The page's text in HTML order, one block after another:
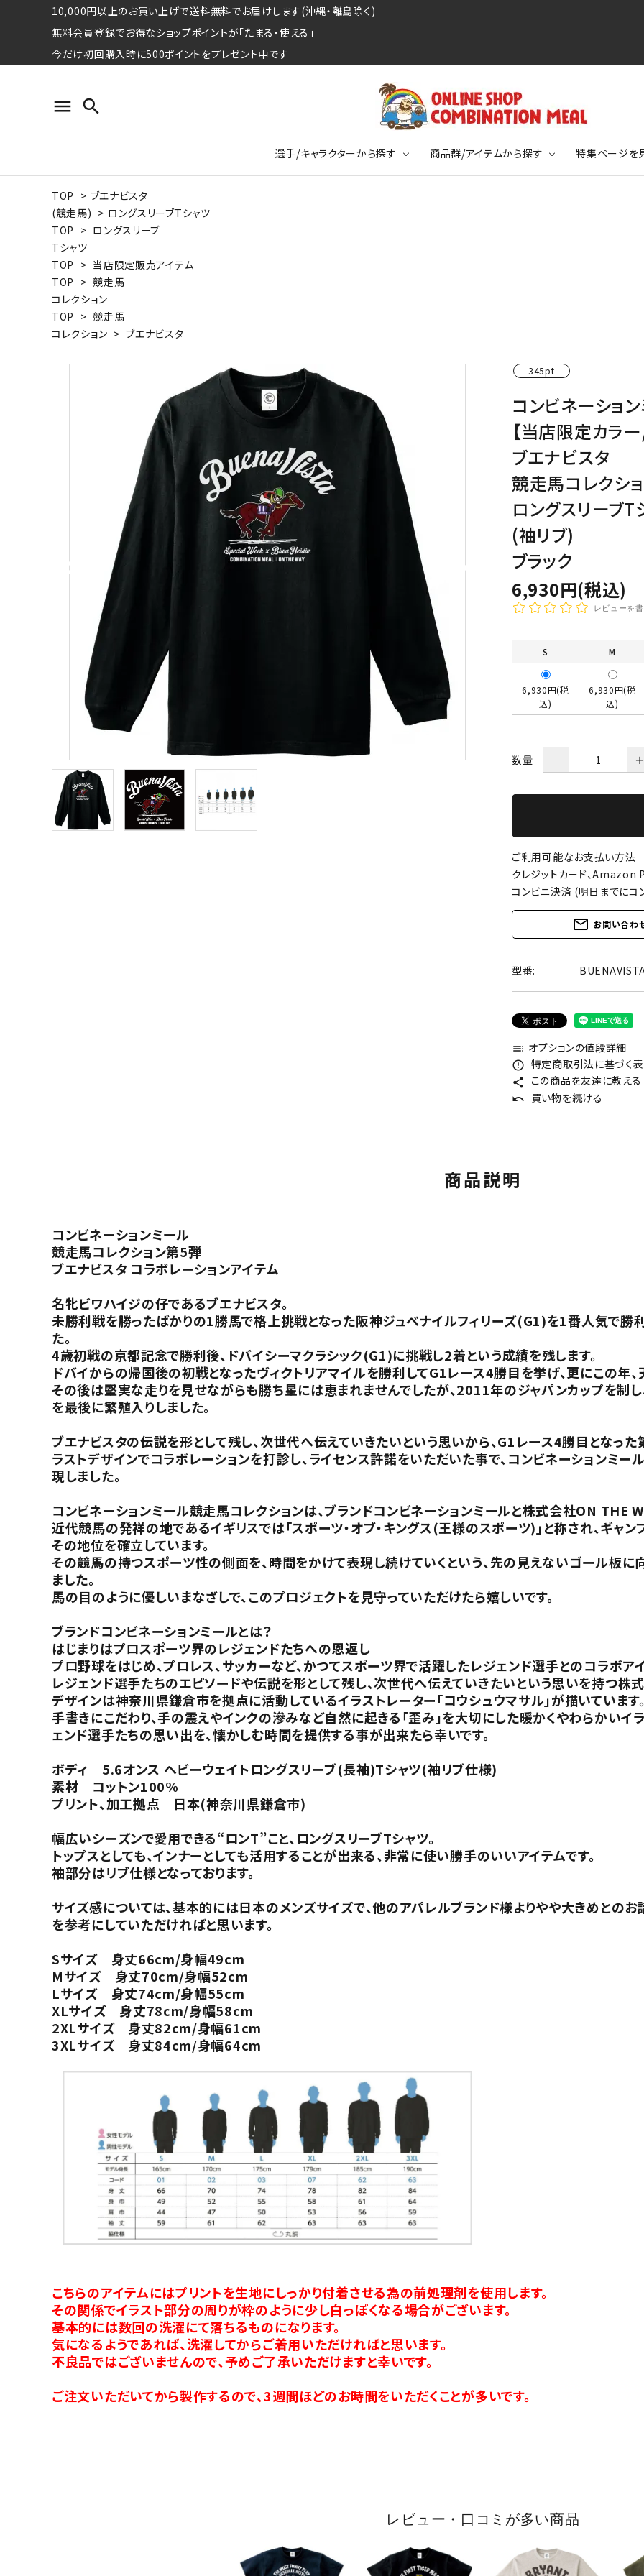
10,000円以上のお買い上げで送料無料でお届けします(沖縄・離島除く)
無料会員登録でお得なショップポイントが「たまる・使える」
今だけ初回購入時に500ポイントをプレゼント中です
menu search
選手/キャラクターから探す
プロ野球選手コレクション
日本プロサッカー選手会シリーズ
水泳競技選手コレクション
商品群/アイテムから探す
Tシャツ
パーカー
期間限定販売アイテム
特集ページを
特集ページ
ウォーレン･クロマティ
特集ページ
競走馬コレクション
TOP > ブエナビスタ
(競走馬) > ロングスリーブTシャツ
TOP > ロングスリーブ
Tシャツ
TOP > 当店限定販売アイテム
TOP > 競走馬
コレクション
TOP > 競走馬
コレクション > ブエナビスタ
345pt
コンビネーショ
【当店限定カラー
ブエナビスタ
競走馬コレクシ
ロングスリーブT
(袖リブ)
ブラック
6,930円(税込)
レビューを書
S M
6,930円(税
込)
6,930円(税
込)
数量 － ＋
ご利用可能なお支払い方法
クレジットカード、Amazon
コンビニ決済 (明日までにコ
mail_outline お問い合わ
型番:
toc オプションの値段詳細
error_outline 特定商取引法に基づく
share この商品を友達に教える
undo 買い物を続ける
商品説明
コンビネーションミール
競走馬コレクション第5弾
ブエナビスタ コラボレーションアイテム
名牝ビワハイジの仔であるブエナビスタ。
未勝利戦を勝ったばかりの1勝馬で格上挑戦となった阪神ジュベナイルフィリーズ(G1)を1番人気で勝
た。
4歳初戦の京都記念で勝利後、ドバイシーマクラシック(G1)に挑戦し2着という成績を残します。
ドバイからの帰国後の初戦となったヴィクトリアマイルを勝利してG1レース4勝目を挙げ、更にこの年、
その後は堅実な走りを見せながらも勝ち星には恵まれませんでしたが、2011年のジャパンカップを制
を最後に繁殖入りしました。
ブエナビスタの伝説を形として残し、次世代へ伝えていきたいという思いから、G1レース4勝目となっ
ラストデザインでコラボレーションを打診し、ライセンス許諾をいただいた事で、コンビネーションミ
現しました。
コンビネーションミール競走馬コレクションは、ブランドコンビネーションミールと株式会社ON THE
近代競馬の発祥の地であるイギリスでは「スポーツ・オブ・キングス(王様のスポーツ)」と称され、ギャ
その地位を確立しています。
その競馬の持つスポーツ性の側面を、時間をかけて表現し続けていくという、先の見えないゴール板
ました。
馬の目のように優しいまなざしで、このプロジェクトを見守っていただけたら嬉しいです。
ブランドコンビネーションミールとは？
はじまりはプロスポーツ界のレジェンドたちへの恩返し
プロ野球をはじめ、プロレス、サッカーなど、かつてスポーツ界で活躍したレジェンド選手とのコラボア
レジェンド選手たちのエピソードや伝説を形として残し、次世代へ伝えていきたいという思いを持つ株
デザインは神奈川県鎌倉市を拠点に活動しているイラストレーター「コウシュウマサル」が描いています。
手書きにこだわり、手の震えやインクの滲みなど自然に起きる「歪み」を大切にした暖かくやわらかい
ェンド選手たちの思い出を、懐かしむ時間を提供する事が出来たら幸いです。
ボディ 5.6オンス ヘビーウェイトロングスリーブ(長袖)Tシャツ(袖リブ仕様)
素材 コットン100%
プリント、加工拠点 日本(神奈川県鎌倉市)
幅広いシーズンで愛用できる“ロンT”こと、ロングスリーブTシャツ。
トップスとしても、インナーとしても活用することが出来る、非常に使い勝手のいいアイテムです。
袖部分はリブ仕様となっております。
サイズ感については、基本的には日本のメンズサイズで、他のアパレルブランド様よりやや大きめとの
を参考にしていただければと思います。
Sサイズ 身丈66cm/身幅49cm
Mサイズ 身丈70cm/身幅52cm
Lサイズ 身丈74cm/身幅55cm
XLサイズ 身丈78cm/身幅58cm
2XLサイズ 身丈82cm/身幅61cm
3XLサイズ 身丈84cm/身幅64cm
こちらのアイテムにはプリントを生地にしっかり付着させる為の前処理剤を使用します。
その関係でイラスト部分の周りが枠のように少し白っぽくなる場合がございます。
基本的には数回の洗濯にて落ちるものになります。
気になるようであれば、洗濯してからご着用いただければと思います。
不良品ではございませんので、予めご了承いただけますと幸いです。
ご注文いただいてから製作するので、3週間ほどのお時間をいただくことが多いです。
レビュー・口コミが多い商品